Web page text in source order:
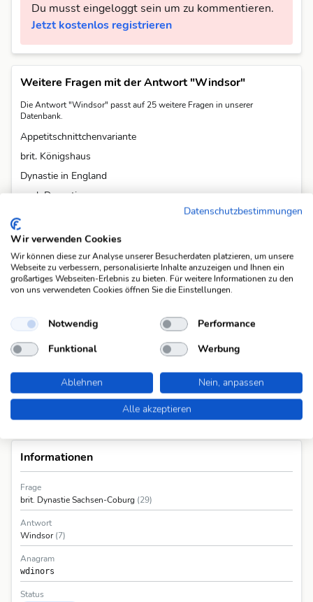
Du musst eingeloggt sein um zu kommentieren.
Jetzt kostenlos registrieren
Weitere Fragen mit der Antwort "Windsor"
Die Antwort "Windsor" passt auf 25 weitere Fragen in unserer
Datenbank.
Appetitschnittchenvariante
brit. Königshaus
Dynastie in England
engl. Dynastie
engl. Stadt
europ. Stadt
kanad. Stadt am Detroit River
kanad. Stadt in der Provinz Ontario
Informationen
Frage
brit. Dynastie Sachsen-Coburg (29)
Antwort
Windsor(7)
Anagram
wdinors
Status
Datenschutzbestimmungen
Wir verwenden Cookies
Wir können diese zur Analyse unserer Besucherdaten platzieren, um unsere
Webseite zu verbessern, personalisierte Inhalte anzuzeigen und Ihnen ein
großartiges Webseiten-Erlebnis zu bieten. Für weitere Informationen zu den
von uns verwendeten Cookies öffnen Sie die Einstellungen.
Notwendig
Performance
Funktional
Werbung
Ablehnen
Nein, anpassen
Alle akzeptieren